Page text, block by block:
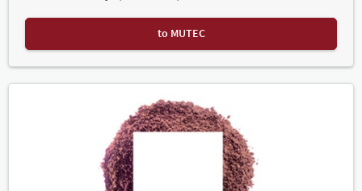
to MUTEC